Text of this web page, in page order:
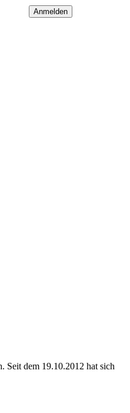
Seit dem 19.10.2012 hat sich